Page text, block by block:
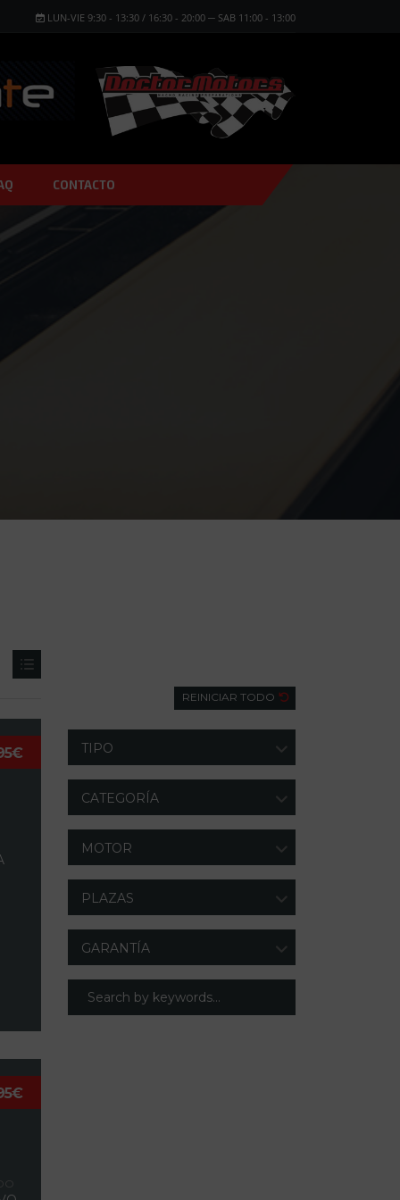
LUN-VIE 9:30 - 13:30 / 16:30 - 20:00 ─ SAB 11:00 - 13:00
CONTACTO
REINICIAR TODO
TIPO
CATEGORÍA
MOTOR
PLAZAS
GARANTÍA